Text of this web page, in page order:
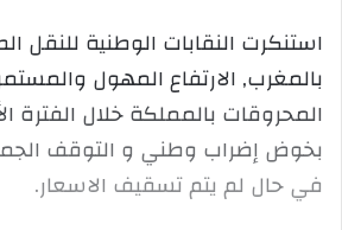
ل
ك
ت
ر
استنكرت النقابات الوطنية للنقل
بالمغرب, الارتفاع المهول
المحروقات بالمملكة خلال الفترة
بخوض إضراب وطني و التوقف
في حال لم يتم تسقيف الاسعار.